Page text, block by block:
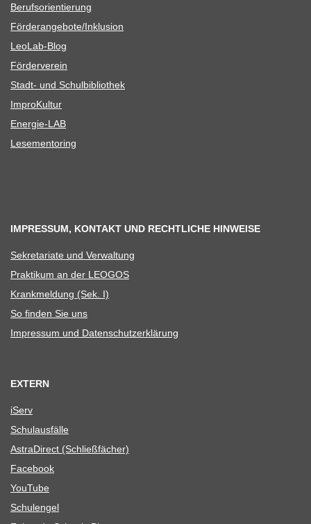
Berufs­ori­en­tie­rung
Förderangebote/​​Inklusion
Leo­Lab-Blog
För­der­ver­ein
Stadt- und Schulbibliothek
Impro­Kul­tur
Ener­­gie-LAB
Lese­men­to­ring
IMPRESSUM, KONTAKT UND RECHTLICHE HINWEISE
Sekre­ta­riate und Verwaltung
Prak­ti­kum an der LEOGOS
Krank­mel­dung (Sek. I)
So fin­den Sie uns
Impres­sum und Datenschutzerklärung
EXTERN
iServ
Schul­aus­fälle
Astra­Di­rect (Schließ­fä­cher)
Face­book
You­Tube
Schul­en­gel